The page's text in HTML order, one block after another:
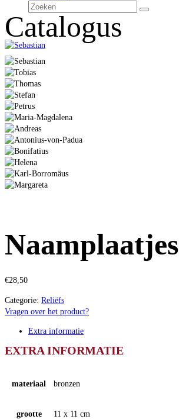
Zoeken
Verzenden
Catalogus
Naamplaatjes
€28,50
Categorie: Reliëfs
Vragen over het product?
Extra informatie
EXTRA INFORMATIE
materiaal bronzen
grootte 11 x 11 cm